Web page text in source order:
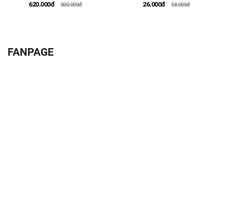
620.000đ
800.000đ
26.000đ
58.000đ
FANPAGE